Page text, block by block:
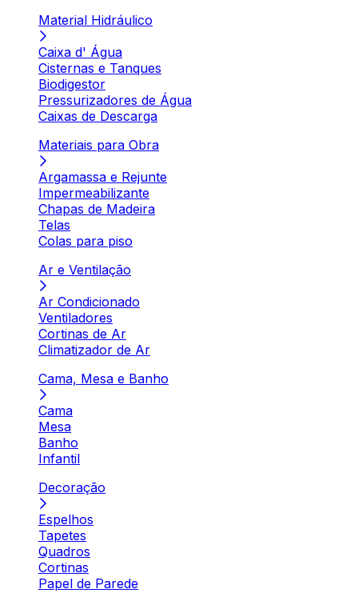
Material Hidráulico
Caixa d' Água
Cisternas e Tanques
Biodigestor
Pressurizadores de Água
Caixas de Descarga
Materiais para Obra
Argamassa e Rejunte
Impermeabilizante
Chapas de Madeira
Telas
Colas para piso
Ar e Ventilação
Ar Condicionado
Ventiladores
Cortinas de Ar
Climatizador de Ar
Cama, Mesa e Banho
Cama
Mesa
Banho
Infantil
Decoração
Espelhos
Tapetes
Quadros
Cortinas
Papel de Parede